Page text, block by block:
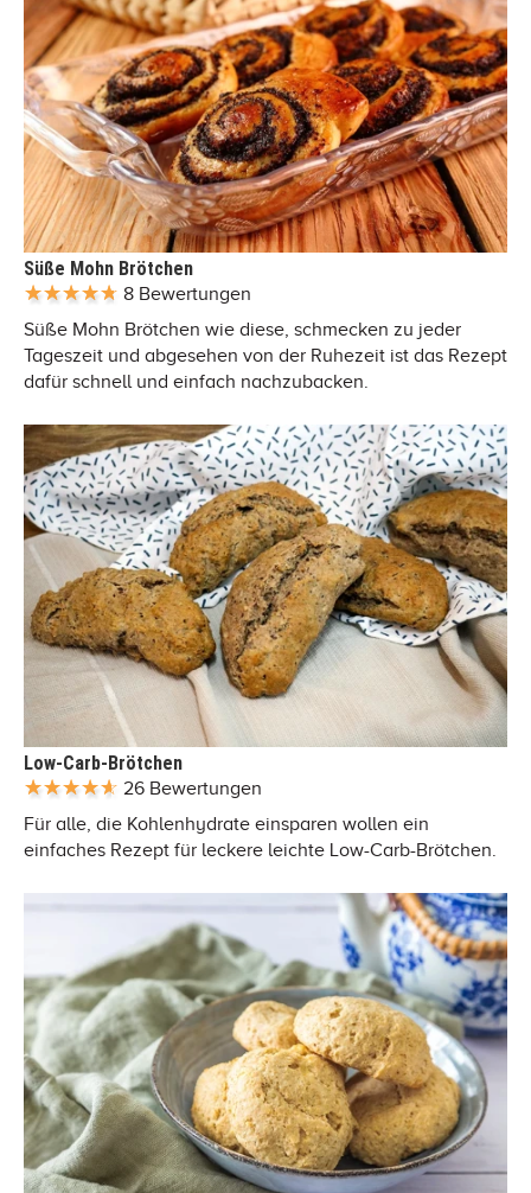
Süße Mohn Brötchen
8 Bewertungen
Süße Mohn Brötchen wie diese, schmecken zu jeder
Tageszeit und abgesehen von der Ruhezeit ist das Rezept
dafür schnell und einfach nachzubacken.
Low-Carb-Brötchen
26 Bewertungen
Für alle, die Kohlenhydrate einsparen wollen ein
einfaches Rezept für leckere leichte Low-Carb-Brötchen.